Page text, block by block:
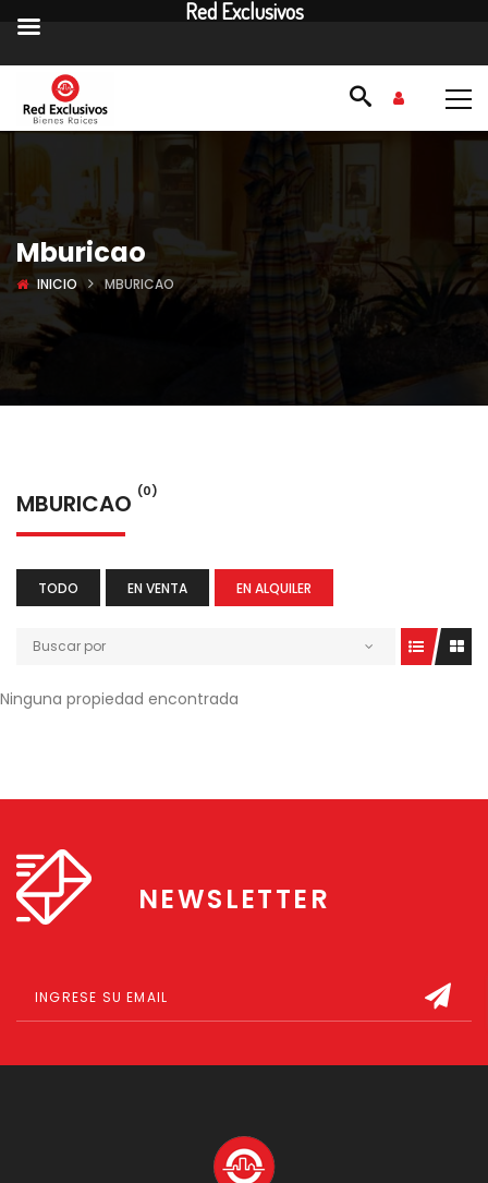
Mburicao
INICIO MBURICAO
MBURICAO (0)
TODO EN VENTA EN ALQUILER
Buscar por
Ninguna propiedad encontrada
NEWSLETTER
Red Exclusivos